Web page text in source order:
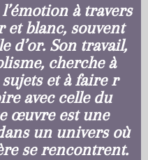
à travers
blanc, souvent
d’or. Son travail,
cherche à
sujets et à faire r
avec celle du
œuvre est une
un univers où
se rencontrent.